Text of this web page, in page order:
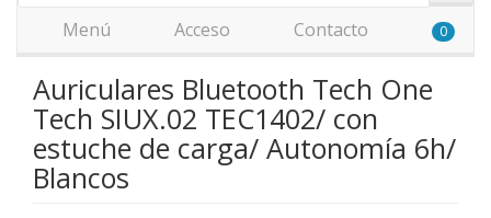
Menú Acceso Contacto 0
Auriculares Bluetooth Tech One
Tech SIUX.02 TEC1402/ con
estuche de carga/ Autonomía 6h/
Blancos